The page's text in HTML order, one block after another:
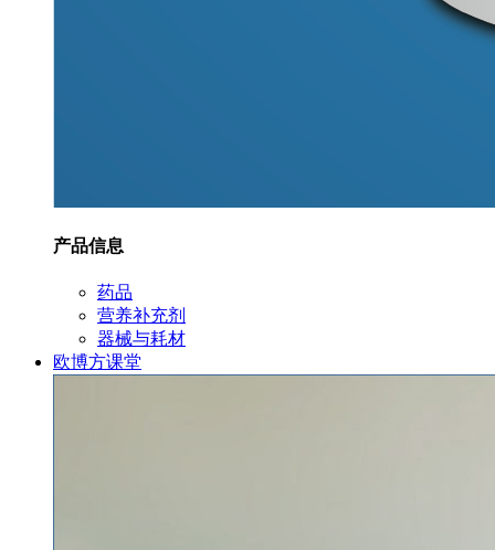
产品信息
药品
营养补充剂
器械与耗材
欧博方课堂